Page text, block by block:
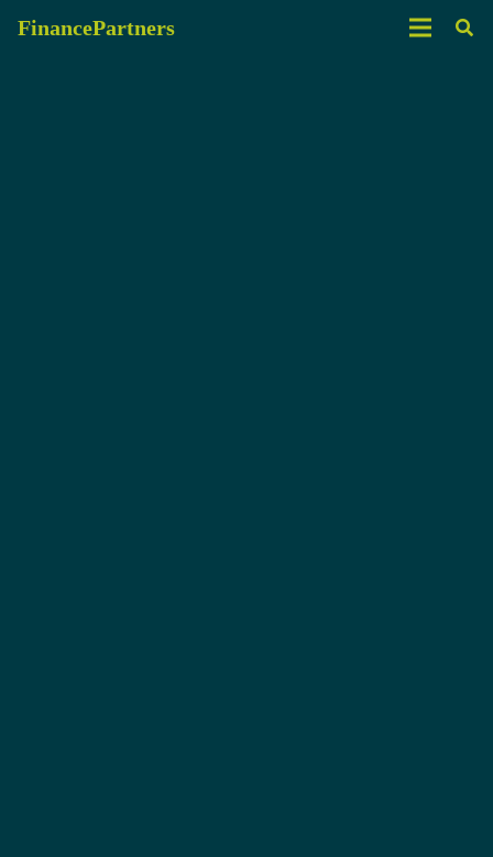
FinancePartners